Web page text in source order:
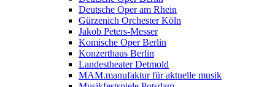
Deutsche Oper am Rhein
Gürzenich Orchester Köln
Jakob Peters-Messer
Komische Oper Berlin
Konzerthaus Berlin
Landestheater Detmold
MAM.manufaktur für aktuelle musik